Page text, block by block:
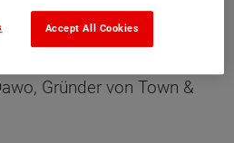
kann. Aspekte wie
und
Gründer von Town &
Accept All Cookies